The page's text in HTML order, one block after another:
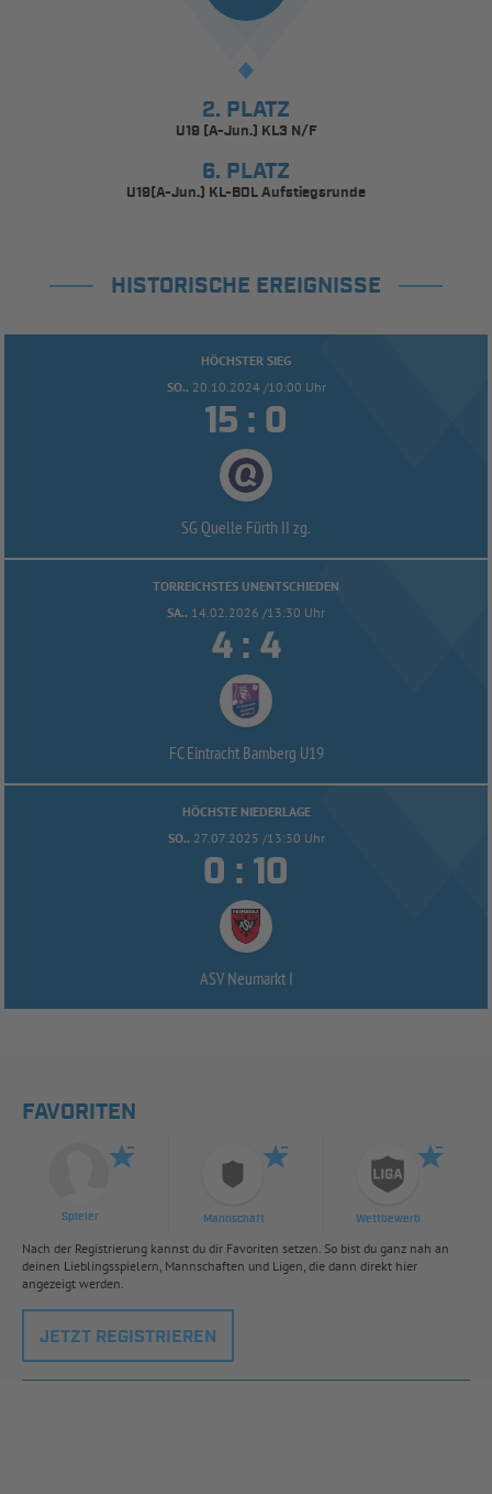
2. PLATZ
U19 (A-Jun.) KL3 N/F
6. PLATZ
U19(A-Jun.) KL-BOL Aufstiegsrunde
HISTORISCHE EREIGNISSE
HÖCHSTER SIEG
SO.. 20.10.2024 /10:00 Uhr
 : 
SG Quelle Fürth II zg.
TORREICHSTES UNENTSCHIEDEN
SA.. 14.02.2026 /13:30 Uhr
 : 
FC Eintracht Bamberg U19
HÖCHSTE NIEDERLAGE
SO.. 27.07.2025 /13:30 Uhr
 : 
ASV Neumarkt I
FAVORITEN
Spieler Mannschaft Wettbewerb
Nach der Registrierung kannst du dir Favoriten setzen. So bist du ganz nah an
deinen Lieblingsspielern, Mannschaften und Ligen, die dann direkt hier
angezeigt werden.
JETZT REGISTRIEREN